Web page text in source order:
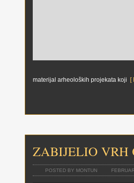
materijal arheoloških projekata koji [
ZABIJELIO VRH
POSTED BY MONTUN